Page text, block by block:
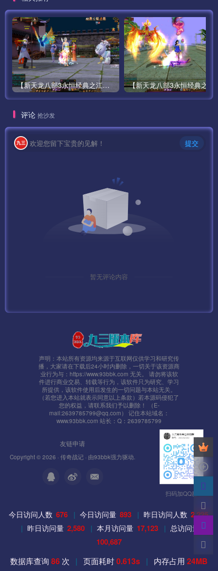
工具！
GM工具！
【新天龙八部3永恒经典之江湖盟会怀旧版】站长推荐经典3D武侠金庸武侠端游全新整理单机一键即玩镜像端-打包Linux服务端源码视频架设教程-完整PC客户端-配套GM工具！
评论 抢沙发
欢迎您留下宝贵的见解！ 提交
暂无评论内容
声明：本站所有资源均来源于互联网仅供学习和研究传
播，大家请在下载后24小时内删除，一切关于该资源商
业行为与：https://www.93bbk.com 无关。 请勿将该软
件进行商业交易、转载等行为，该软件只为研究、学习
所提供，该软件使用后发生的一切问题与本站无关。
（若您进入本站就表示同意以上条款）若本源码侵犯了
您的权益，请联系我们予以删除！ （E-
mail:2639785799@qq.com） 记住本站域名：
www.93bbk.com 站长：Q：2639785799
友链申请
Copyright © 2026 · 传奇战记 · 由93bbk强力驱动.
扫码加QQ群
今日访问人数 676 | 今日访问量 893 | 昨日访问人数 2,225
| 昨日访问量 2,580 | 本月访问量 17,123 | 总访问量
100,687
数据库查询 86 次 | 页面耗时0.613s | 内存占用 24MB